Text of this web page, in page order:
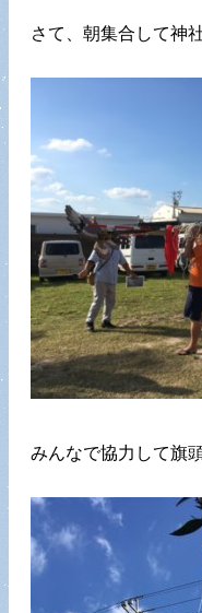
さて、朝集合して神
みんなで協力して旗